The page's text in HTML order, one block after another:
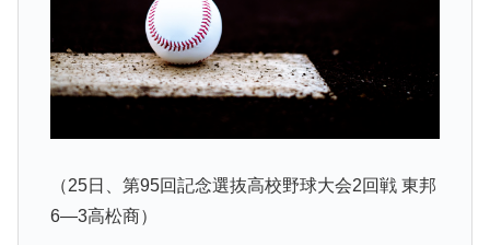
（25日、第95回記念選抜高校野球大会2回戦 東邦
6―3高松商）